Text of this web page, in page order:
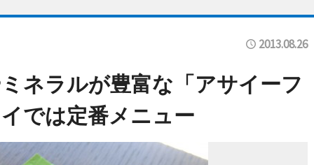
2013.08.26
ネラルが豊富な「アサイーフ
では定番メニュー